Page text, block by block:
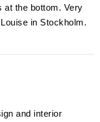
at the bottom. Very
in Stockholm.
and interior